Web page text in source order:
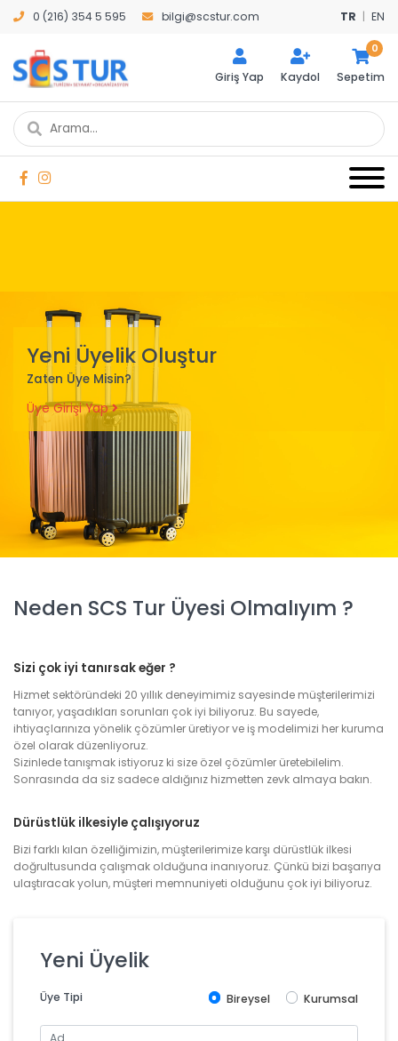
0 (216) 354 5 595 bilgi@scstur.com TR | EN
Giriş Yap Kaydol Sepetim
0
Yeni Üyelik Oluştur
Zaten Üye Misin?
Üye Girişi Yap
Neden SCS Tur Üyesi Olmalıyım ?
Sizi çok iyi tanırsak eğer ?
Hizmet sektöründeki 20 yıllık deneyimimiz sayesinde müşterilerimizi
tanıyor, yaşadıkları sorunları çok iyi biliyoruz. Bu sayede,
ihtiyaçlarınıza yönelik çözümler üretiyor ve iş modelimizi her kuruma
özel olarak düzenliyoruz.
Sizinlede tanışmak istiyoruz ki size özel çözümler üretebilelim.
Sonrasında da siz sadece aldığınız hizmetten zevk almaya bakın.
Dürüstlük ilkesiyle çalışıyoruz
Bizi farklı kılan özelliğimizin, müşterilerimize karşı dürüstlük ilkesi
doğrultusunda çalışmak olduğuna inanıyoruz. Çünkü bizi başarıya
ulaştıracak yolun, müşteri memnuniyeti olduğunu çok iyi biliyoruz.
Yeni Üyelik
Üye Tipi Bireysel Kurumsal